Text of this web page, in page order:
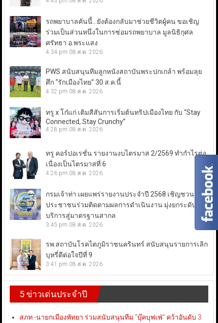
รถพยาบาลคันนี้…ยังต้องกลับมาช่วยชีวิตผู้คน ขอเชิญ
ร่วมเป็นส่วนหนึ่งในการซ่อมรถพยาบาล มูลนิธิกุศล
ศรัทธา อ.พระแสง
4:34 pm 08 ส.ค. 2026
PWS สนับสนุนทีมลูกหนังสถาบันพระปกเกล้า พร้อมลุย
ศึก “รักเมืองไทย” 30 ส.ค.นี้
4:32 pm 08 ส.ค. 2026
ทรู x โก๋แก่ เติมสีสันการเริ่มต้นทริปเมืองไทย กับ “Stay
Connected, Stay Crunchy”
4:28 pm 08 ส.ค. 2026
ทรู คอร์ปอเรชั่น รายงานงบไตรมาส 2/2569 ทำกำไรต่อ
เนื่องเป็นไตรมาสที่ 6
4:26 pm 08 ส.ค. 2026
กรมเจ้าท่า เผยแพร่รายงานประจำปี 2568 เชิญชวน
ประชาชนร่วมติดตามผลการดำเนินงาน มุ่งยกระดับการ
บริการสู่มาตรฐานสากล
3:45 pm 08 ส.ค. 2026
รพ.สถาบันโรคไตภูมิราชนครินทร์ สนับสนุนรายการเลิก
บุหรี่ดีต่อใจปีที่ 9
3:41 pm 08 ส.ค. 2026
5 ข่าวเด่นประจำปี
สภท.-นายกเมืองพัทยา ร่วมสนับสนุนทีม “บุ๊คบุฟเฟ่” คว้าอันดับ 3